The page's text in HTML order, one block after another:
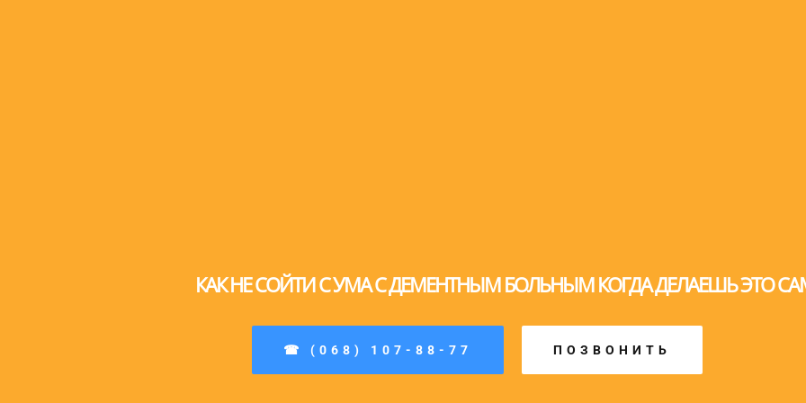
КАК НЕ СОЙТИ С УМА С ДЕМЕНТНЫМ БОЛЬНЫМ КОГДА ДЕЛАЕШЬ ЭТО
☎ (068) 107-88-77 ПОЗВОНИТЬ